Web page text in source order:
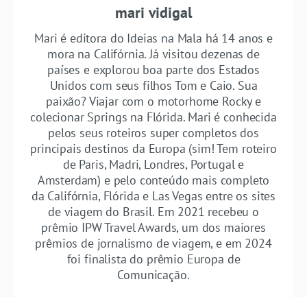
mari vidigal
Mari é editora do Ideias na Mala há 14 anos e
mora na Califórnia. Já visitou dezenas de
países e explorou boa parte dos Estados
Unidos com seus filhos Tom e Caio. Sua
paixão? Viajar com o motorhome Rocky e
colecionar Springs na Flórida. Mari é conhecida
pelos seus roteiros super completos dos
principais destinos da Europa (sim! Tem roteiro
de Paris, Madri, Londres, Portugal e
Amsterdam) e pelo conteúdo mais completo
da Califórnia, Flórida e Las Vegas entre os sites
de viagem do Brasil. Em 2021 recebeu o
prêmio IPW Travel Awards, um dos maiores
prêmios de jornalismo de viagem, e em 2024
foi finalista do prêmio Europa de
Comunicação.